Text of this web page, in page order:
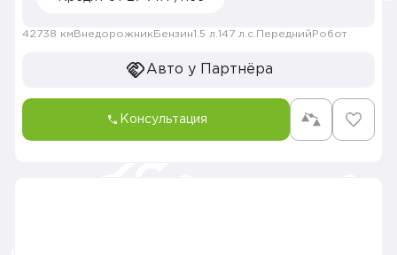
42738 км Внедорожник Бензин1.5 л. 147 л.с. Передний Робот
Авто у Партнёра
Консультация